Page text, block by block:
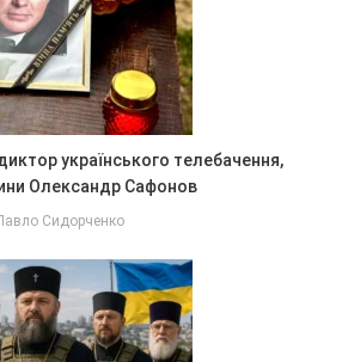
українського телебачення,
Олександр Сафонов
Сидорченко